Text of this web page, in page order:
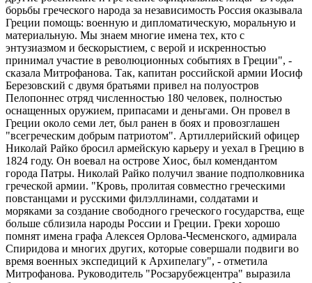
борьбы греческого народа за независимость Россия оказывала
Греции помощь: военную и дипломатическую, моральную и
материальную. Мы знаем многие имена тех, кто с
энтузиазмом и бескорыстием, с верой и искренностью
принимал участие в революционных событиях в Греции", -
сказала Митрофанова. Так, капитан российской армии Иосиф
Березовский с двумя братьями привел на полуостров
Пелопоннес отряд численностью 180 человек, полностью
оснащенных оружием, припасами и деньгами. Он провел в
Греции около семи лет, был ранен в боях и провозглашен
"всегреческим добрым патриотом". Артиллерийский офицер
Николай Райко бросил армейскую карьеру и уехал в Грецию в
1824 году. Он воевал на острове Хиос, был комендантом
города Патры. Николай Райко получил звание подполковника
греческой армии. "Кровь, пролитая совместно греческими
повстанцами и русскими филэллинами, солдатами и
моряками за создание свободного греческого государства, еще
больше сблизила народы России и Греции. Греки хорошо
помнят имена графа Алексея Орлова-Чесменского, адмирала
Спиридова и многих других, которые совершали подвиги во
время военных экспедиций к Архипелагу", - отметила
Митрофанова. Руководитель "Росзарубежцентра" выразила